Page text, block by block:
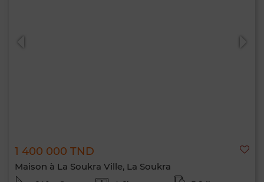
1 400 000 TND
Maison à La Soukra Ville, La Soukra